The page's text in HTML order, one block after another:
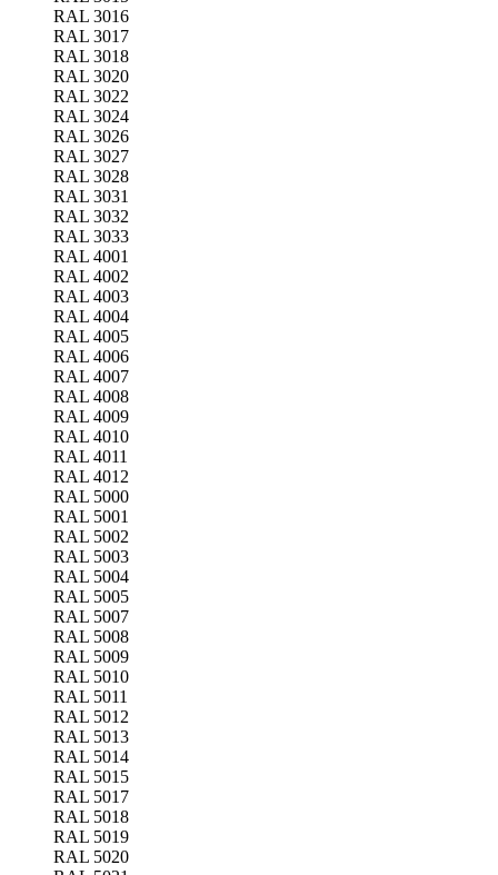
RAL 3016
RAL 3017
RAL 3018
RAL 3020
RAL 3022
RAL 3024
RAL 3026
RAL 3027
RAL 3028
RAL 3031
RAL 3032
RAL 3033
RAL 4001
RAL 4002
RAL 4003
RAL 4004
RAL 4005
RAL 4006
RAL 4007
RAL 4008
RAL 4009
RAL 4010
RAL 4011
RAL 4012
RAL 5000
RAL 5001
RAL 5002
RAL 5003
RAL 5004
RAL 5005
RAL 5007
RAL 5008
RAL 5009
RAL 5010
RAL 5011
RAL 5012
RAL 5013
RAL 5014
RAL 5015
RAL 5017
RAL 5018
RAL 5019
RAL 5020